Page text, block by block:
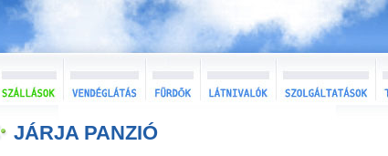
JÁRJA PANZIÓ